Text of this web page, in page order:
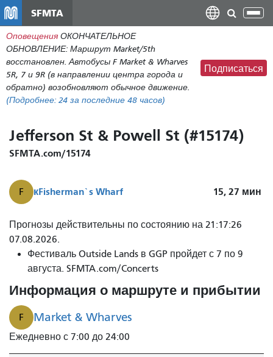
содержанию
SFMTA
Оповещения ОКОНЧАТЕЛЬНОЕ
ОБНОВЛЕНИЕ: Маршрут Market/5th
восстановлен. Автобусы F Market & Wharves
5R, 7 и 9R (в направлении центра города и
обратно) возобновляют обычное движение.
(Подробнее: 24 за последние 48 часов)
Подписаться
Jefferson St & Powell St (#15174)
SFMTA.com/15174
F кFisherman`s Wharf 15, 27 мин
Прогнозы действительны по состоянию на 21:17:26
07.08.2026.
Фестиваль Outside Lands в GGP пройдет с 7 по 9
августа. SFMTA.com/Concerts
Информация о маршруте и прибытии
F Market & Wharves
Ежедневно с 7:00 до 24:00